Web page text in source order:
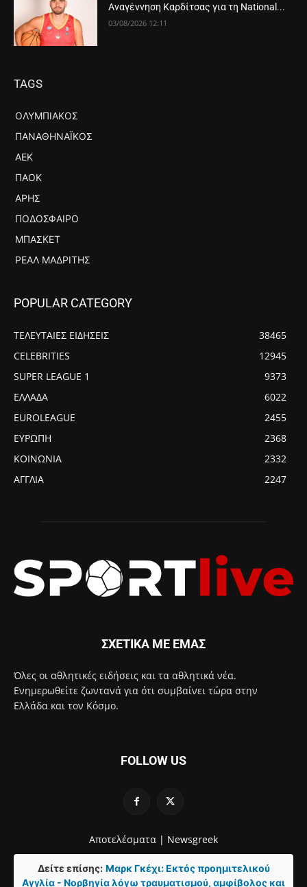
Αναγέννηση Καρδίτσας για τη National...
03/08/2026 12:11
TAGS
ΟΛΥΜΠΙΑΚΌΣ
ΠΑΝΑΘΗΝΑΪΚΌΣ
ΑΕΚ
ΠΑΟΚ
ΆΡΗΣ
ΠΟΔΌΣΦΑΙΡΟ
ΜΠΆΣΚΕΤ
ΡΕΆΛ ΜΑΔΡΊΤΗΣ
POPULAR CATEGORY
ΤΕΛΕΥΤΑΙΕΣ ΕΙΔΗΣΕΙΣ
38465
CELEBRITIES
12945
SUPER LEAGUE 1
9373
ΕΛΛΑΔΑ
6022
EUROLEAGUE
2455
ΕΥΡΩΠΗ
2368
ΚΟΙΝΩΝΙΑ
2332
ΑΓΓΛΙΑ
2247
ΣΧΕΤΙΚΑ ΜΕ ΕΜΑΣ
Όλες οι αθλητικές ειδήσεις και τα αθλητικά νέα.
Ενημερωθείτε ζωντανά για ότι συμβαίνει τώρα στην
Ελλάδα και τον Κόσμο.
FOLLOW US
Αποτελέσματα | Newsgreek
Δείτε επίσης: Μαρκ Γκέχι: Εκτός προημιτελικού
Αγγλία - Νορβηγία λόγω τραυματισμού, αμφίβολος και